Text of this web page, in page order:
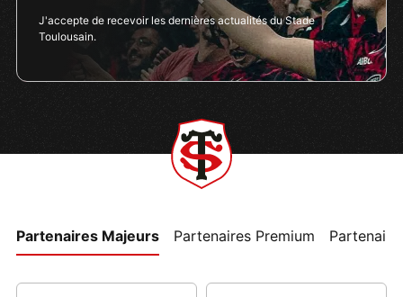
J'accepte de recevoir les dernières actualités du Stade
Toulousain.
Partenaires Majeurs Partenaires Premium